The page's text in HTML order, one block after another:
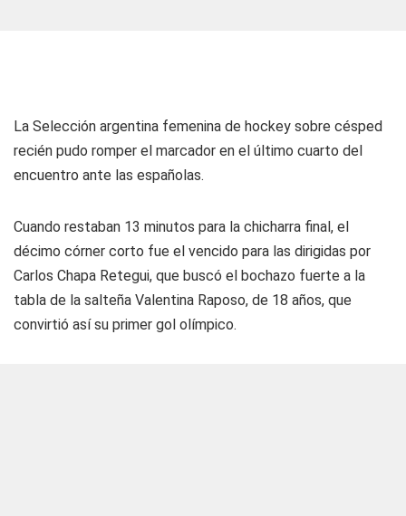
La Selección argentina femenina de hockey sobre césped
recién pudo romper el marcador en el último cuarto del
encuentro ante las españolas.
Cuando restaban 13 minutos para la chicharra final, el
décimo córner corto fue el vencido para las dirigidas por
Carlos Chapa Retegui, que buscó el bochazo fuerte a la
tabla de la salteña Valentina Raposo, de 18 años, que
convirtió así su primer gol olímpico.